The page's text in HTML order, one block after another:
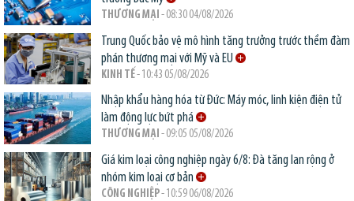
THƯƠNG MẠI - 08:30 04/08/2026
Trung Quốc bảo vệ mô hình tăng trưởng trước thềm đàm
phán thương mại với Mỹ và EU
KINH TẾ- 10:43 05/08/2026
Nhập khẩu hàng hóa từ Đức: Máy móc, linh kiện điện tử
làm động lực bứt phá
THƯƠNG MẠI - 09:05 05/08/2026
Giá kim loại công nghiệp ngày 6/8: Đà tăng lan rộng ở
nhóm kim loại cơ bản
CÔNG NGHIỆP- 10:59 06/08/2026